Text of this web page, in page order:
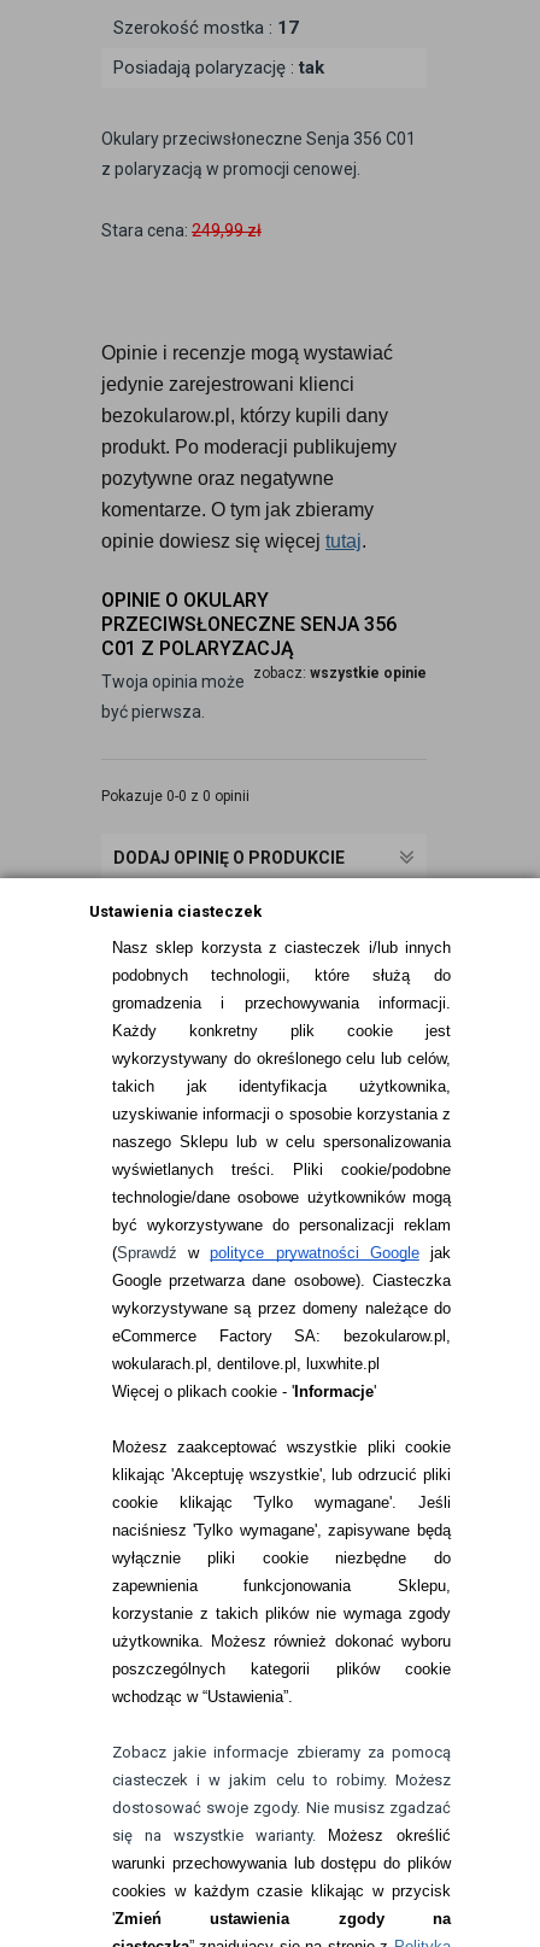
Ustawienia ciasteczek
Nasz sklep korzysta z ciasteczek i/lub innych
podobnych technologii, które służą do
gromadzenia i przechowywania informacji.
Każdy konkretny plik cookie jest
wykorzystywany do określonego celu lub celów,
takich jak identyfikacja użytkownika,
uzyskiwanie informacji o sposobie korzystania z
naszego Sklepu lub w celu spersonalizowania
wyświetlanych treści.
Pliki cookie/podobne
technologie/dane osobowe użytkowników mogą
być wykorzystywane do personalizacji reklam
(Sprawdźwpolityce prywatności Googlejak
Google przetwarza dane osobowe). Ciasteczka
wykorzystywane są przez domeny należące do
eCommerce Factory SA: bezokularow.pl,
wokularach.pl, dentilove.pl, luxwhite.pl
Więcej o plikach cookie - 'Informacje'
Możesz zaakceptować wszystkie pliki cookie
klikając 'Akceptuję wszystkie', lub odrzucić pliki
cookie klikając 'Tylko wymagane'. Jeśli
naciśniesz 'Tylko wymagane', zapisywane będą
wyłącznie pliki cookie niezbędne do
zapewnienia funkcjonowania Sklepu,
korzystanie z takich plików nie wymaga zgody
użytkownika. Możesz również dokonać wyboru
poszczególnych kategorii plików cookie
wchodząc w “Ustawienia”.
Zobacz jakie informacje zbieramy za pomocą
ciasteczek i w jakim celu to robimy. Możesz
dostosować swoje zgody. Nie musisz zgadzać
się na wszystkie warianty.
Możesz określić
warunki przechowywania lub dostępu do plików
cookies w każdym czasie klikając w przycisk
'Zmień ustawienia zgody na
Szerokość mostka : 17
Posiadają polaryzację : tak
Okulary przeciwsłoneczne Senja 356 C01
z polaryzacją w promocji cenowej.
Stara cena: 249,99 zł
Opinie i recenzje mogą wystawiać
jedynie zarejestrowani klienci
bezokularow.pl, którzy kupili dany
produkt. Po moderacji publikujemy
pozytywne oraz negatywne
komentarze. O tym jak zbieramy
opinie dowiesz się więcej tutaj.
OPINIE O OKULARY
PRZECIWSŁONECZNE SENJA 356
C01 Z POLARYZACJĄ
zobacz: wszystkie opinie
Twoja opinia może
być pierwsza.
Pokazuje 0-0 z 0 opinii
DODAJ OPINIĘ O PRODUKCIE
INFORMACJE KONTAKTOWE
JAK ZAMAWIAĆ?
ZWROTY I REKLAMACJA
WARUNKI ZAKUPÓW
RANKINGI SOCZEWEK
SOCZEWKI KOLOROWE
Zwrot (odstąpienie od umowy)
ZMIEŃ USTAWIENIA ZGODY NA CIASTECZKA
KONTAKT
telefon:
22 113 44 42
telefon:
732 08 08 72
kontakt@bezokularow.pl